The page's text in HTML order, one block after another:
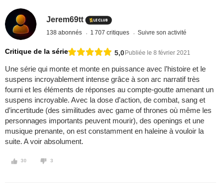
Jerem69tt
138 abonnés 1 707 critiques Suivre son activité
Critique de la série 5,0Publiée le 8 février 2021
Une série qui monte et monte en puissance avec l’histoire et le
suspens incroyablement intense grâce à son arc narratif très
fourni et les éléments de réponses au compte-goutte amenant un
suspens incroyable. Avec la dose d’action, de combat, sang et
d’incertitude (des similitudes avec game of thrones où même les
personnages importants peuvent mourir), des openings et une
musique prenante, on est constamment en haleine à vouloir la
suite. A voir absolument.
30 3